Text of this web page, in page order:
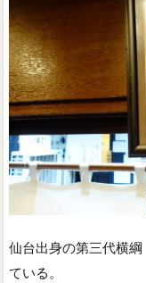
仙台出身の第三代横綱
ている。